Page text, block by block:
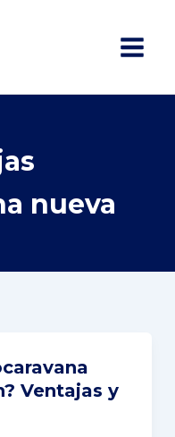
nueva
Ventajas y